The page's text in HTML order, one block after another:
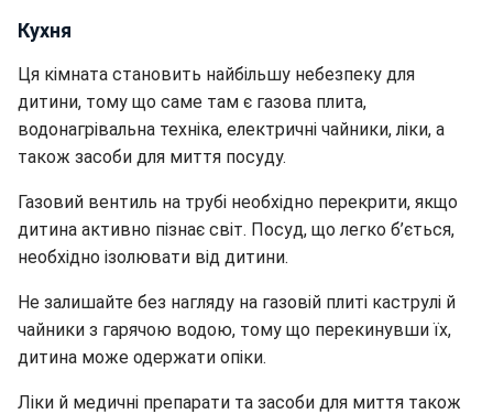
Кухня
Ця кімната становить найбільшу небезпеку для
дитини, тому що саме там є газова плита,
водонагрівальна техніка, електричні чайники, ліки, а
також засоби для миття посуду.
Газовий вентиль на трубі необхідно перекрити, якщо
дитина активно пізнає світ. Посуд, що легко б’ється,
необхідно ізолювати від дитини.
Не залишайте без нагляду на газовій плиті каструлі й
чайники з гарячою водою, тому що перекинувши їх,
дитина може одержати опіки.
Ліки й медичні препарати та засоби для миття також